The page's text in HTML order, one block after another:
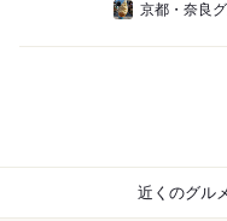
京都・奈良
近くのグル